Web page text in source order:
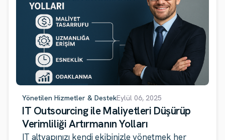
Yönetilen Hizmetler & DestekEylül 06, 2025
IT Outsourcing ile Maliyetleri Düşürüp
Verimliliği Artırmanın Yolları
IT altyapınızı kendi ekibinizle yönetmek her